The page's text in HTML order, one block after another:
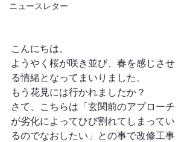
ニュースレター
こんにちは。
ようやく桜が咲き並び、春を感じさせ
る情緒となってまいりました。
もう花見には行かれましたか？
さて、こちらは「玄関前のアプローチ
が劣化によってひび割れてしまってい
るのでなおしたい」との事で改修工事